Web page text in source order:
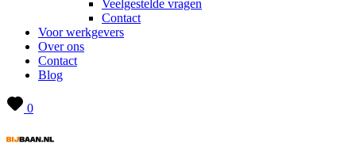
Veelgestelde vragen
Contact
Voor werkgevers
Over ons
Contact
Blog
0